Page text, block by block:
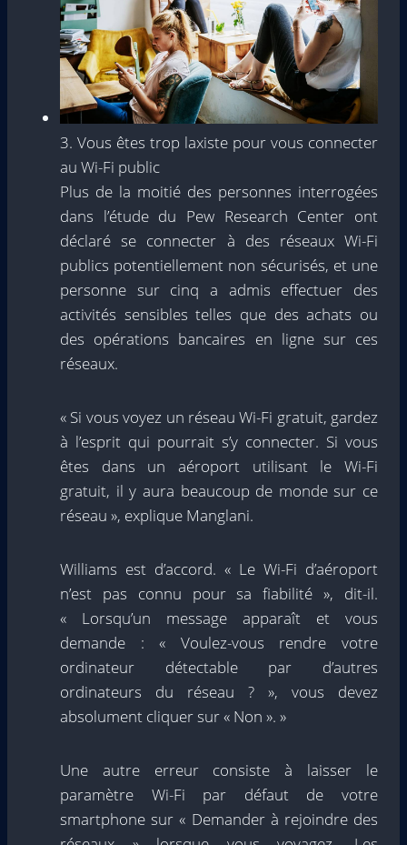
3. Vous êtes trop laxiste pour vous connecter
au Wi-Fi public
Plus de la moitié des personnes interrogées
dans l’étude du Pew Research Center ont
déclaré se connecter à des réseaux Wi-Fi
publics potentiellement non sécurisés, et une
personne sur cinq a admis effectuer des
activités sensibles telles que des achats ou
des opérations bancaires en ligne sur ces
réseaux.
« Si vous voyez un réseau Wi-Fi gratuit, gardez
à l’esprit qui pourrait s’y connecter. Si vous
êtes dans un aéroport utilisant le Wi-Fi
gratuit, il y aura beaucoup de monde sur ce
réseau », explique Manglani.
Williams est d’accord. « Le Wi-Fi d’aéroport
n’est pas connu pour sa fiabilité », dit-il.
« Lorsqu’un message apparaît et vous
demande : « Voulez-vous rendre votre
ordinateur détectable par d’autres
ordinateurs du réseau ? », vous devez
absolument cliquer sur « Non ». »
Une autre erreur consiste à laisser le
paramètre Wi-Fi par défaut de votre
smartphone sur « Demander à rejoindre des